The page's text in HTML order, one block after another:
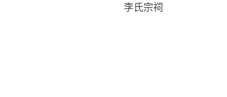
李氏宗祠